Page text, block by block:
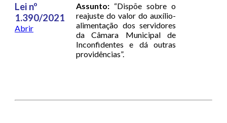
Lei nº
1.390/2021
Abrir
Assunto: “Dispõe sobre o
reajuste do valor do auxílio-
alimentação dos servidores
da Câmara Municipal de
Inconfidentes e dá outras
providências”.